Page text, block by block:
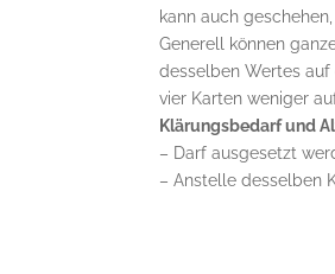
kann auch
Generell können
desselben Wertes
vier Karten weniger
Klärungsbedarf und
– Darf ausgesetzt
– Anstelle desselben